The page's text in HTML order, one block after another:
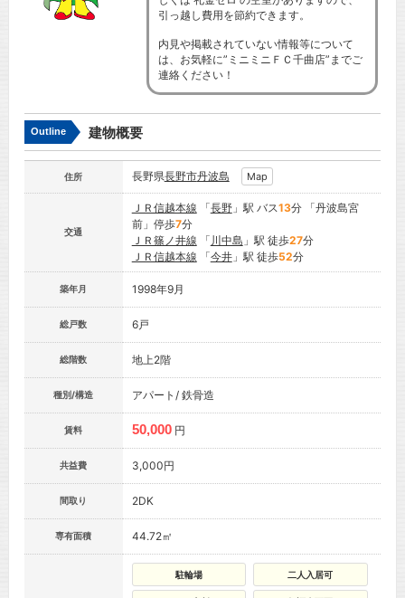
引っ越し費用を節約できます。
内見や掲載されていない情報等について
は、お気軽に”ミニミニＦＣ千曲店”までご
連絡ください！
Outline 建物概要
住所 長野県長野市丹波島 Map
交通
ＪＲ信越本線 「長野」駅 バス13分 「丹波島宮
前」停歩7分
ＪＲ篠ノ井線 「 川中島 」駅 徒歩27分
ＪＲ信越本線 「今井」駅 徒歩52分
築年月 1998年9月
総戸数 6戸
総階数 地上2階
種別/構造 アパート/ 鉄骨造
賃料 50,000 円
共益費 3,000円
間取り 2DK
専有面積 44.72㎡
駐輪場 二人入居可